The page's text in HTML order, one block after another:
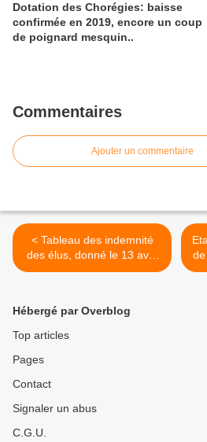
Dotation des Chorégies: baisse
confirmée en 2019, encore un coup
de poignard mesquin..
Commentaires
Ajouter un commentaire
< Tableau des indemnité
des élus, donné le 13 avril
2021
Hébergé par Overblog
Top articles
Pages
Contact
Signaler un abus
C.G.U.